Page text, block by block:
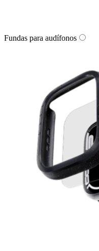
Fundas para audífonos